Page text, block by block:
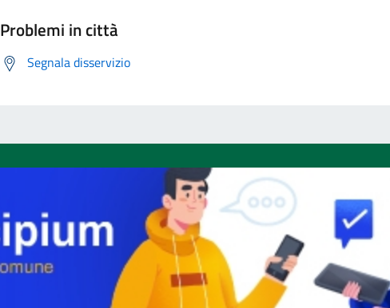
Problemi in città
Segnala disservizio